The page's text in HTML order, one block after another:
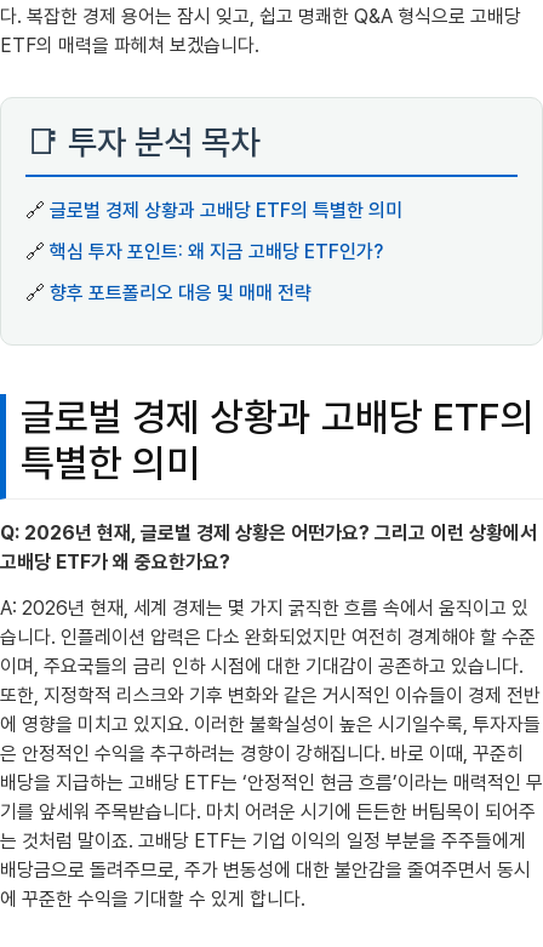
다. 복잡한 경제 용어는 잠시 잊고, 쉽고 명쾌한 Q&A 형식으로 고배당
ETF의 매력을 파헤쳐 보겠습니다.
📑 투자 분석 목차
🔗 글로벌 경제 상황과 고배당 ETF의 특별한 의미
🔗 핵심 투자 포인트: 왜 지금 고배당 ETF인가?
🔗 향후 포트폴리오 대응 및 매매 전략
글로벌 경제 상황과 고배당 ETF의
특별한 의미
Q: 2026년 현재, 글로벌 경제 상황은 어떤가요? 그리고 이런 상황에서
고배당 ETF가 왜 중요한가요?
A: 2026년 현재, 세계 경제는 몇 가지 굵직한 흐름 속에서 움직이고 있
습니다. 인플레이션 압력은 다소 완화되었지만 여전히 경계해야 할 수준
이며, 주요국들의 금리 인하 시점에 대한 기대감이 공존하고 있습니다.
또한, 지정학적 리스크와 기후 변화와 같은 거시적인 이슈들이 경제 전반
에 영향을 미치고 있지요. 이러한 불확실성이 높은 시기일수록, 투자자들
은 안정적인 수익을 추구하려는 경향이 강해집니다. 바로 이때, 꾸준히
배당을 지급하는 고배당 ETF는 ‘안정적인 현금 흐름’이라는 매력적인 무
기를 앞세워 주목받습니다. 마치 어려운 시기에 든든한 버팀목이 되어주
는 것처럼 말이죠. 고배당 ETF는 기업 이익의 일정 부분을 주주들에게
배당금으로 돌려주므로, 주가 변동성에 대한 불안감을 줄여주면서 동시
에 꾸준한 수익을 기대할 수 있게 합니다.